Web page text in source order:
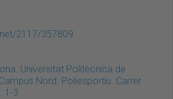
2117/357809
Universitat Politècnica de
Nord. Poliesportiu. Carrer
1-3